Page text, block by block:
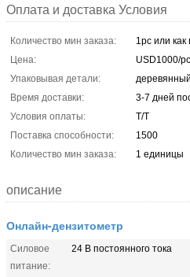
Оплата и доставка Условия
Количество мин заказа:
1pc или
Цена:
USD1000/pc
Упаковывая детали:
Время доставки:
3-7 дней
Условия оплаты:
T/T
Поставка способности:
1500
Количество мин заказа:
1 единицы
описание
Онлайн-дензитометр
Силовое
питание:
24 В постоянного тока